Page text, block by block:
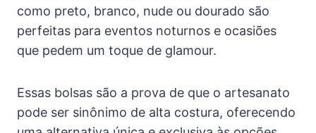
como preto, branco, nude ou dourado são
perfeitas para eventos noturnos e ocasiões
que pedem um toque de glamour.
Essas bolsas são a prova de que o artesanato
pode ser sinônimo de alta costura, oferecendo